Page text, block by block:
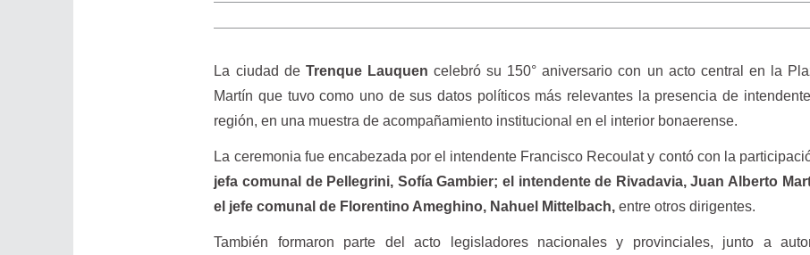
La ciudad deTrenque Lauquen celebró su 150° aniversario con un acto central en la
Martín que tuvo como uno de sus datos políticos más relevantes la presencia de
región, en una muestra de acompañamiento institucional en el interior bonaerense.
La ceremonia fue encabezada por el intendente Francisco Recoulat y contó con la
jefa comunal de Pellegrini, Sofía Gambier; el intendente de Rivadavia, Juan Alberto
el jefe comunal de Florentino Ameghino, Nahuel Mittelbach,entre otros dirigentes.
También formaron parte del acto legisladores nacionales y provinciales, junto a